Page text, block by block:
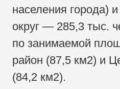
населения города)
округ — 285,3 тыс.
по занимаемой
район (87,5 км2) и
(84,2 км2).